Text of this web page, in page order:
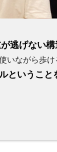
逃げない構
いながら歩け
ということ